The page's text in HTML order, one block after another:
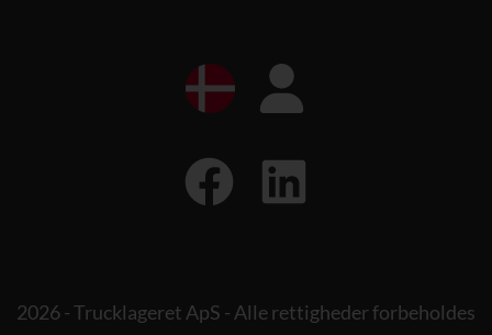
2026 - Trucklageret ApS - Alle rettigheder forbeholdes